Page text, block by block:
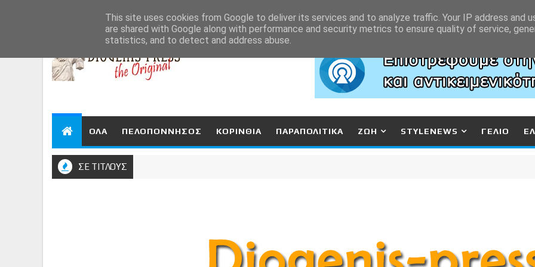
ΟΛΑ ΠΕΛΟΠΟΝΝΗΣΟΣ ΚΟΡΙΝΘΙΑ ΠΑΡΑΠΟΛΙΤΙΚΑ ΖΩΗ STYLENEWS ΓΕΛΙΟ
ΣΕ ΤΙΤΛΟΥΣ
This site uses cookies from Google to deliver its services and to analyze traffic. Your IP address and
are shared with Google along with performance and security metrics to ensure quality of service,
statistics, and to detect and address abuse.